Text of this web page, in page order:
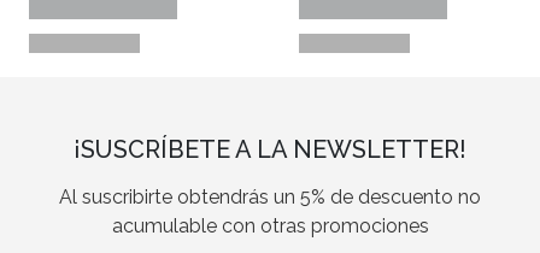
¡SUSCRÍBETE A LA NEWSLETTER!
Al suscribirte obtendrás un 5% de descuento no
acumulable con otras promociones